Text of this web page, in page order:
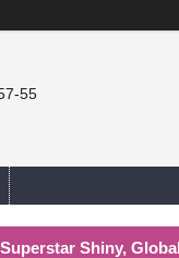
55
Shiny,